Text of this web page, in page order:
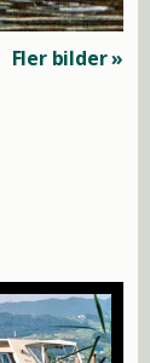
Fler bilder »